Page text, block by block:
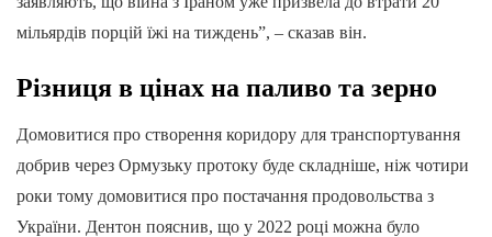
мільярдів порцій їжі на тиждень”, – сказав він.
Різниця в цінах на паливо та зерно
Домовитися про створення коридору для транспортування
добрив через Ормузьку протоку буде складніше, ніж чотири
роки тому домовитися про постачання продовольства з
України. Дентон пояснив, що у 2022 році можна було